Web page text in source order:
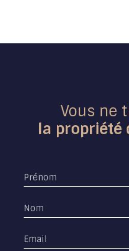
Vous ne
la propriété
Prénom
Nom
Email